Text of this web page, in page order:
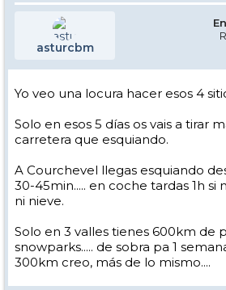
asturcbm
Yo veo una locura hacer esos 4
Solo en esos 5 días os vais a tirar
carretera que esquiando.
A Courchevel llegas esquiando
30-45min..... en coche tardas 1h si
ni nieve.
Solo en 3 valles tienes 600km de
snowparks..... de sobra pa 1
300km creo, más de lo mismo....